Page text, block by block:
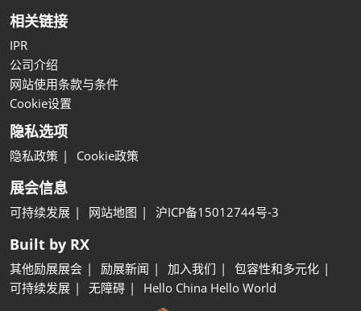
相关链接
IPR
公司介绍
网站使用条款与条件
Cookie设置
隐私选项
隐私政策 Cookie政策
展会信息
可持续发展 网站地图 沪ICP备15012744号-3
Built by RX
其他励展展会 励展新闻 加入我们
包容性和多元化
可持续发展
无障碍
Hello China Hello World